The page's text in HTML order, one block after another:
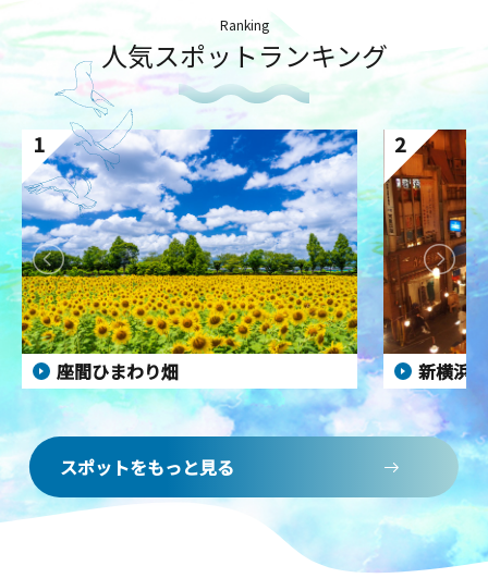
Ranking
人気スポットランキング
スポットをもっと見る
1
座間ひまわり畑
2
新横浜